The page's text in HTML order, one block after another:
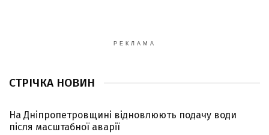
РЕКЛАМА
СТРІЧКА НОВИН
На Дніпропетровщині відновлюють подачу води
після масштабної аварії